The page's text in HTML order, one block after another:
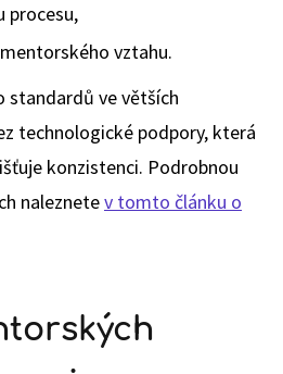
procesu,
vztahu.
standardů ve větších
technologické podpory, která
konzistenci. Podrobnou
naleznetev tomto článku o